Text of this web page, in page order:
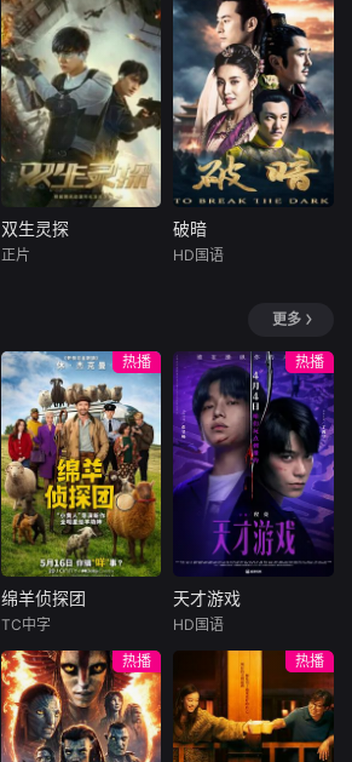
始慌张，计划逃
跑。像失恋的少女
一般，指责对方的
背叛，同时谁也无
法忘记那些美好的
时光。
恋展览，真的能带
她走出失恋吗？
本系列纪录片为
《万物有灵》系列
自然科普纪录片第
一季，以甲虫为窗
口，带领观众走进
奇妙的甲虫世界
——认识甲虫分
类、探索十大常见
甲虫的分布、学习
科学的观察方法，
用轻科普的形式激
本片立足宏阔历史
视野，系统梳理自
文明起源至1911年
的中国古代历史。
在保留原作对统一
多民族国家形成及
中华文明发展主线
的基础上，精编版
进一步优化叙事结
构，聚焦历代治乱
兴衰的关键节点与
与视听表现力。删
削繁冗，力求在严
谨底色之上，生动
揭示历史演进的内
在逻辑与规律，为
观众呈现一部脉络
清晰、史实翔实、
引人入胜的影像中
国通史。
双生灵探
哥孙小糊的失踪，
孙小涂参加了警队
的招新考试，却在
考试现场卷入警察
局长遇刺事件，幸
好有一直以灵魂形
态存在的哥哥相助
才脱险。而局长遇
刺事件也牵扯出以
著名脑科医生毕安
为首的犯罪集团，
他们通过
双生灵探
正片
破暗
大康太师闻宇阳宴
请皇上义子神策府
神威将军冷啸天，
席间告知他一个消
息，刚刚继任北疆
镇海王的薛世明遭
刺客暗杀，大康名
医李长生父子卷入
其中，不日将斩
首。冷啸天自幼在
北疆长大，李长生
曾对他有过救命之
恩，冷啸天
破暗
HD国语
更多
热播
绵羊侦探团
尼可拉斯·博朗
尼古拉斯·加利齐纳
牧羊人乔治
（休·杰克曼饰）最
绵羊侦探团
TC中字
热播
天才游戏
李蔓瑄
穷途末路的天才少
年刘全龙（彭昱畅
饰），被偏执富家
天才游戏
HD国语
热播 热播